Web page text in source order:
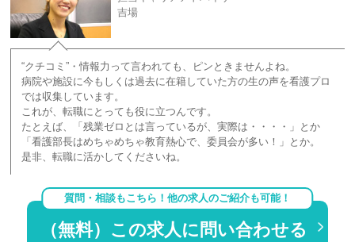
吉場
“クチコミ”・情報力って言われても、ピンときませんよね。
病院や施設に今もしくは過去に在籍していた方の生の声を看護プロ
では収集しています。
これが、転職にとっても役に立つんです。
たとえば、「残業ゼロとは言っているが、実際は・・・・」とか
「看護部長はめちゃめちゃ教育熱心で、委員会が多い！」とか。
是非、転職に活かしてくださいね。
質問・相談もこちら！他の求人のご紹介も可能！
（無料）この求人に問い合わせる